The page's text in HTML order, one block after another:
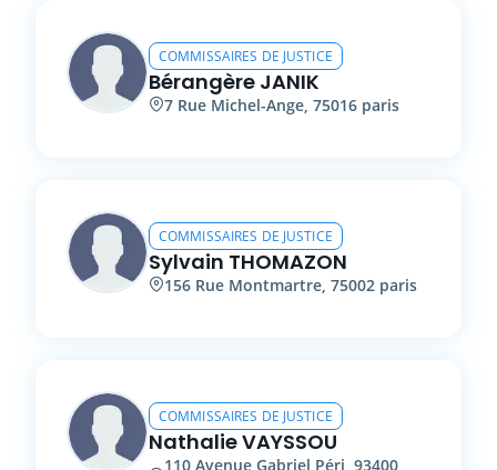
COMMISSAIRES DE JUSTICE
Bérangère JANIK
7 Rue Michel-Ange, 75016 paris
COMMISSAIRES DE JUSTICE
Sylvain THOMAZON
156 Rue Montmartre, 75002 paris
COMMISSAIRES DE JUSTICE
NathalieVAYSSOU
110 Avenue Gabriel Péri 93400